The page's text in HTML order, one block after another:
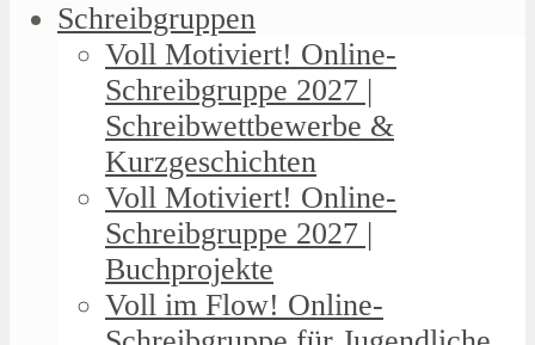
Schreibgruppen
Voll Motiviert! Online-
Schreibgruppe 2027 |
Schreibwettbewerbe &
Kurzgeschichten
Voll Motiviert! Online-
Schreibgruppe 2027 |
Buchprojekte
Voll im Flow! Online-